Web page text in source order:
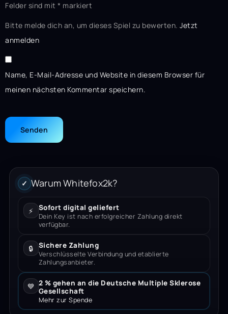
Felder sind mit * markiert
Bitte melde dich an, um dieses Spiel zu bewerten. Jetzt
anmelden
Name, E-Mail-Adresse und Website in diesem Browser für
meinen nächsten Kommentar speichern.
✓ Warum Whitefox2k?
⚡ Sofort digital geliefert
Dein Key ist nach erfolgreicher Zahlung direkt
verfügbar.
🔒 Sichere Zahlung
Verschlüsselte Verbindung und etablierte
Zahlungsanbieter.
💙 2 % gehen an die Deutsche Multiple Sklerose
Gesellschaft
Mehr zur Spende